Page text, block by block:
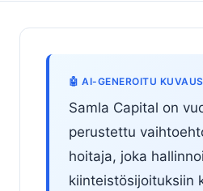
🤖 AI-GENEROITU KUVAUS
Samla Capital on
perustettu
hoitaja, joka
kiinteistösijoituksiin